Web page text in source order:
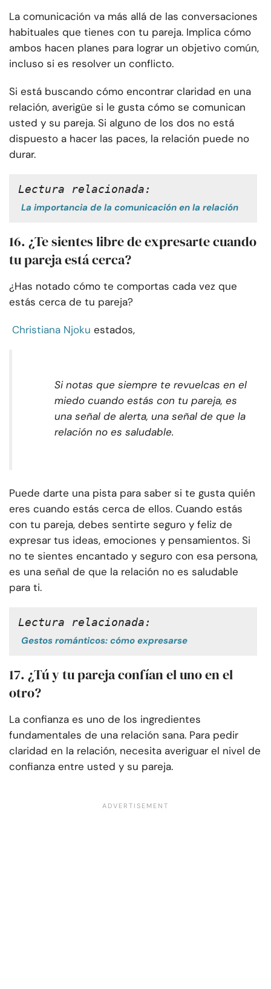
La comunicación va más allá de las conversaciones
habituales que tienes con tu pareja. Implica cómo
ambos hacen planes para lograr un objetivo común,
incluso si es resolver un conflicto.
Si está buscando cómo encontrar claridad en una
relación, averigüe si le gusta cómo se comunican
usted y su pareja. Si alguno de los dos no está
dispuesto a hacer las paces, la relación puede no
durar.
Lectura relacionada:
La importancia de la comunicación en la relación
16. ¿Te sientes libre de expresarte cuando
tu pareja está cerca?
¿Has notado cómo te comportas cada vez que
estás cerca de tu pareja?
Christiana Njoku estados,
Si notas que siempre te revuelcas en el
miedo cuando estás con tu pareja, es
una señal de alerta, una señal de que la
relación no es saludable.
Puede darte una pista para saber si te gusta quién
eres cuando estás cerca de ellos. Cuando estás
con tu pareja, debes sentirte seguro y feliz de
expresar tus ideas, emociones y pensamientos. Si
no te sientes encantado y seguro con esa persona,
es una señal de que la relación no es saludable
para ti.
Lectura relacionada:
Gestos románticos: cómo expresarse
17. ¿Tú y tu pareja confían el uno en el
otro?
La confianza es uno de los ingredientes
fundamentales de una relación sana. Para pedir
claridad en la relación, necesita averiguar el nivel de
confianza entre usted y su pareja.